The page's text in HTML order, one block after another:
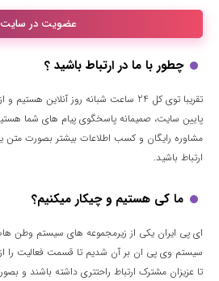
عضویت در سایت
چطور با ما در ارتباط باشید ؟
تقریبا توی کل 24 ساعت شبانه روز آنلاین
پایین سایت، صمیمانه پاسخگوی پیام های شما
مشاوره رایگان و کسب اطلاعات بیشتر بصورت متن
ارتباط باشید.
ما کی هستیم و چیکار میکنیم؟
ای پی ایران یکی از زیرمجموعه های سیستم وطن
سیستم وی پی ان بر آن شدیم تا قسمت فعالیت را
تا عزیزان مشترک ارتباط راحتتری داشته باشند و